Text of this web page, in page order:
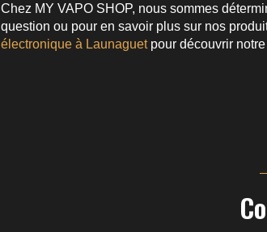
Chez MY VAPO SHOP, nous sommes
question ou pour en savoir plus sur nos
électronique à Launaguetpour découvrir